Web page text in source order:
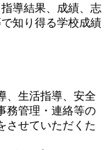
導結果、成績、志
知り得る学校成績
、生活指導、安全
務管理・連絡等の
させていただくた